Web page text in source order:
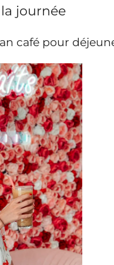
journée
café pour